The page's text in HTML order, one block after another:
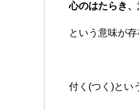
心のはたらき
という意味が存
付く(つく)とい